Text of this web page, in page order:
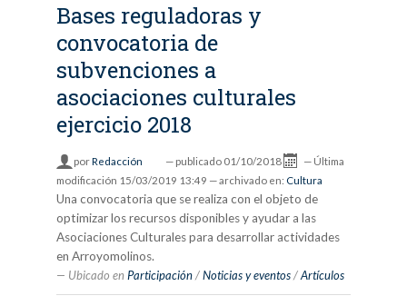
Bases reguladoras y
convocatoria de
subvenciones a
asociaciones culturales
ejercicio 2018
porRedacción — publicado 01/10/2018 — Última
modificación 15/03/2019 13:49 — archivado en: Cultura
Una convocatoria que se realiza con el objeto de
optimizar los recursos disponibles y ayudar a las
Asociaciones Culturales para desarrollar actividades
en Arroyomolinos.
Ubicado en Participación /Noticias y eventos /Artículos